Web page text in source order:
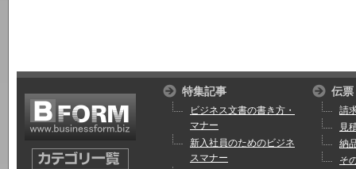
特集記事
ビジネス文書の書き方・
マナー
新入社員のためのビジネ
スマナー
伝票
請
見
納
そ